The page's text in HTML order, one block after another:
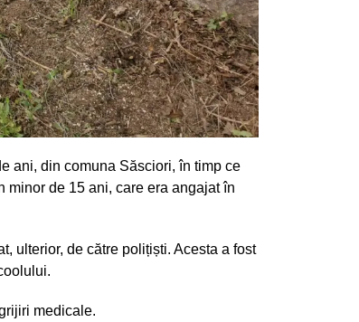
ani, din comuna Săsciori, în timp ce
minor de 15 ani, care era angajat în
ulterior, de către polițiști. Acesta a fost
medicale.